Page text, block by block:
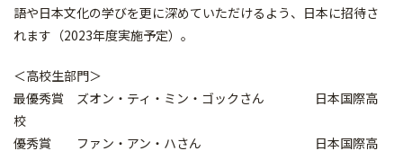
語や日本文化の学びを更に深めていただけるよう、日本に招待さ
れます（2023年度実施予定）。
＜高校生部門＞
最優秀賞 ズオン・ティ・ミン・ゴックさん 日本国際高
校
優秀賞 ファン・アン・ハさん 日本国際高